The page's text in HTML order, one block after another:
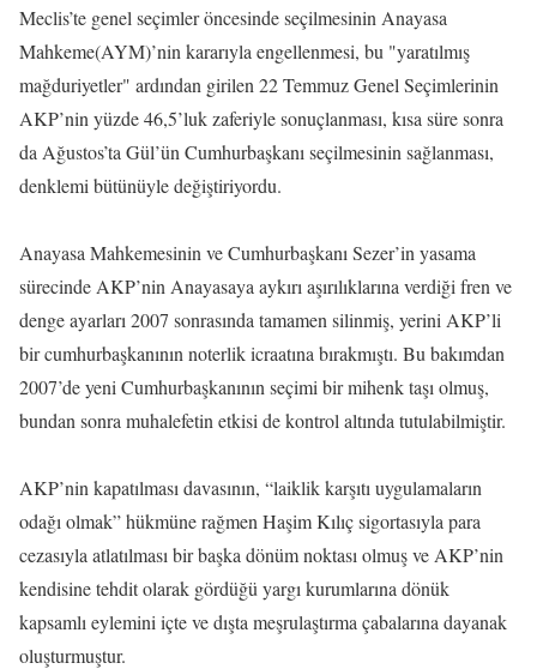
Meclis’te genel seçimler öncesinde seçilmesinin Anayasa
Mahkeme(AYM)’nin kararıyla engellenmesi, bu "yaratılmış
mağduriyetler" ardından girilen 22 Temmuz Genel Seçimlerinin
AKP’nin yüzde 46,5’luk zaferiyle sonuçlanması, kısa süre sonra
da Ağustos’ta Gül’ün Cumhurbaşkanı seçilmesinin sağlanması,
denklemi bütünüyle değiştiriyordu.
Anayasa Mahkemesinin ve Cumhurbaşkanı Sezer’in yasama
sürecinde AKP’nin Anayasaya aykırı aşırılıklarına verdiği fren ve
denge ayarları 2007 sonrasında tamamen silinmiş, yerini AKP’li
bir cumhurbaşkanının noterlik icraatına bırakmıştı. Bu bakımdan
2007’de yeni Cumhurbaşkanının seçimi bir mihenk taşı olmuş,
bundan sonra muhalefetin etkisi de kontrol altında tutulabilmiştir.
AKP’nin kapatılması davasının, “laiklik karşıtı uygulamaların
odağı olmak” hükmüne rağmen Haşim Kılıç sigortasıyla para
cezasıyla atlatılması bir başka dönüm noktası olmuş ve AKP’nin
kendisine tehdit olarak gördüğü yargı kurumlarına dönük
kapsamlı eylemini içte ve dışta meşrulaştırma çabalarına dayanak
oluşturmuştur.